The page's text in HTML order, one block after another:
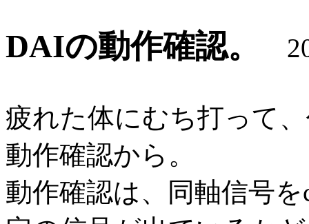
DAIの動作確認。
疲れた体にむち打って
動作確認から。
動作確認は、同軸信号